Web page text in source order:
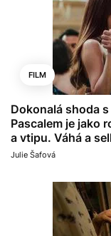
FILM
Dokonalá shoda
Pascalem je jako
a vtipu. Váhá a
Julie Šafová